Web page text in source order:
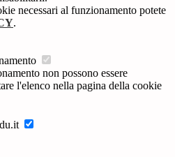
necessari al funzionamento potete
.
non possono essere
l'elenco nella pagina della cookie